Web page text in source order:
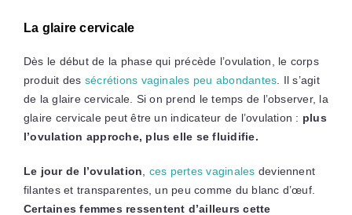
La glaire cervicale
Dès le début de la phase qui précède l’ovulation, le corps
produit des sécrétions vaginales peu abondantes. Il s’agit
de la glaire cervicale. Si on prend le temps de l’observer, la
glaire cervicale peut être un indicateur de l’ovulation : plus
l’ovulation approche, plus elle se fluidifie.
Le jour de l’ovulation, ces pertes vaginales deviennent
filantes et transparentes, un peu comme du blanc d’œuf.
Certaines femmes ressentent d’ailleurs cette